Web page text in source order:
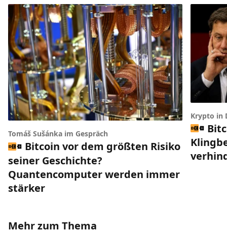
Tomáš Sušánka im Gespräch
Bitcoin vor dem größten Risiko
seiner Geschichte?
Quantencomputer werden immer
stärker
Krypto in
Mehr zum Thema